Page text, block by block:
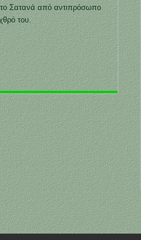
Σατανά από αντιπρόσωπο
του.